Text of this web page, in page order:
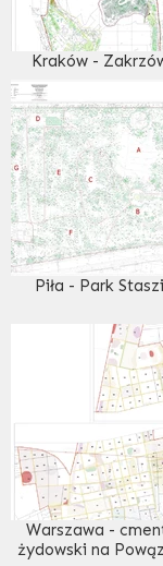
Kraków -
Piła - Park
Warszawa -
żydowski na